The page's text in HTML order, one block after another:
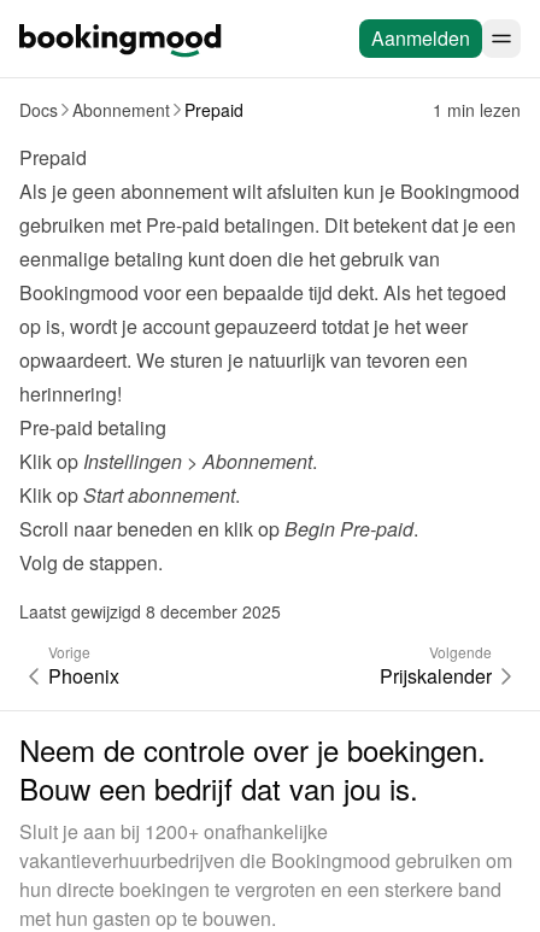
Aanmelden
Docs Abonnement Prepaid 1 min lezen
Prepaid
Als je geen abonnement wilt afsluiten kun je Bookingmood
gebruiken met Pre-paid betalingen. Dit betekent dat je een
eenmalige betaling kunt doen die het gebruik van
Bookingmood voor een bepaalde tijd dekt. Als het tegoed
op is, wordt je account gepauzeerd totdat je het weer
opwaardeert. We sturen je natuurlijk van tevoren een
herinnering!
Pre-paid betaling
Klik op Instellingen > Abonnement.
Klik op Start abonnement.
Scroll naar beneden en klik op Begin Pre-paid.
Volg de stappen.
Laatst gewijzigd 8 december 2025
Vorige
Phoenix
Volgende
Prijskalender
Neem de controle over je boekingen.
Bouw een bedrijf dat van jou is.
Sluit je aan bij 1200+ onafhankelijke
vakantieverhuurbedrijven die Bookingmood gebruiken om
hun directe boekingen te vergroten en een sterkere band
met hun gasten op te bouwen.